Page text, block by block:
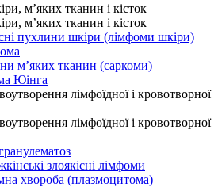
м’яких тканин і кісток
м’яких тканин і кісток
пухлини шкіри (лімфоми шкіри)
м’яких тканин (саркоми)
Юінга
лімфоїдної і кровотворної
лімфоїдної і кровотворної
злоякісні лімфоми
хвороба (плазмоцитома)